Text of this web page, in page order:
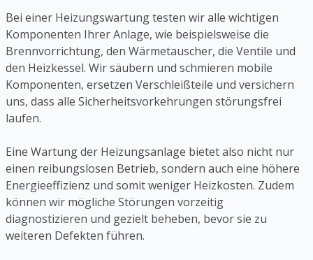
Bei einer Heizungswartung testen wir alle wichtigen
Komponenten Ihrer Anlage, wie beispielsweise die
Brennvorrichtung, den Wärmetauscher, die Ventile und
den Heizkessel. Wir säubern und schmieren mobile
Komponenten, ersetzen Verschleißteile und versichern
uns, dass alle Sicherheitsvorkehrungen störungsfrei
laufen.
Eine Wartung der Heizungsanlage bietet also nicht nur
einen reibungslosen Betrieb, sondern auch eine höhere
Energieeffizienz und somit weniger Heizkosten. Zudem
können wir mögliche Störungen vorzeitig
diagnostizieren und gezielt beheben, bevor sie zu
weiteren Defekten führen.